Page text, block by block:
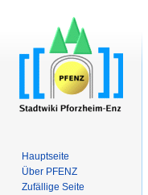
Hauptseite
Über PFENZ
Zufällige Seite